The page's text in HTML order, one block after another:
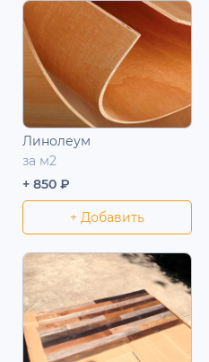
Линолеум
за м2
+ 850 ₽
+ Добавить